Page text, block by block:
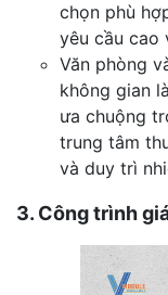
chọn phù
yêu cầu cao
Văn phòng
không gian
ưa chuộng
trung tâm
và duy trì
3. Công trình